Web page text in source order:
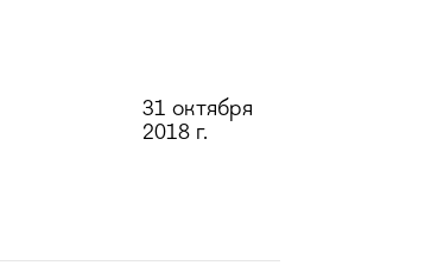
31 октября
2018 г.